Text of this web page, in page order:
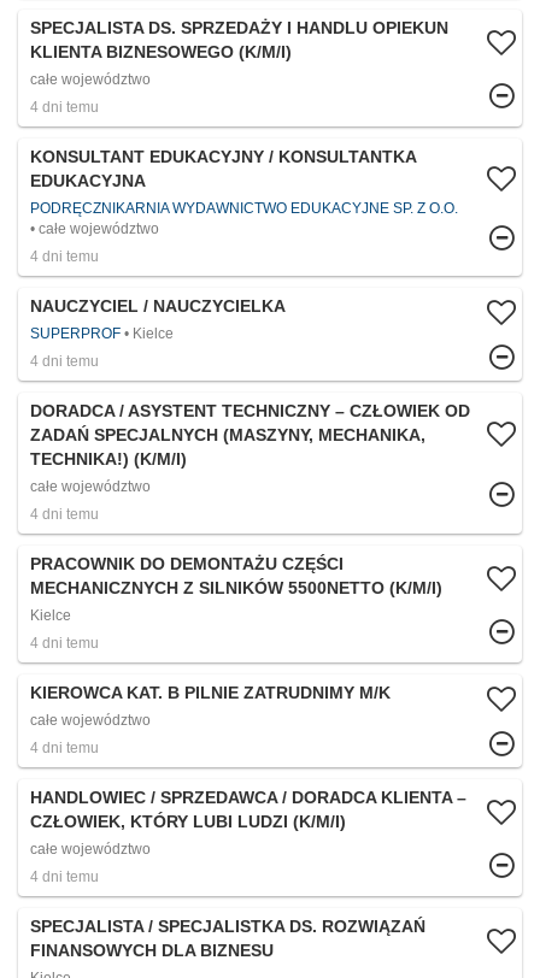
SPECJALISTA DS. SPRZEDAŻY I HANDLU OPIEKUN
KLIENTA BIZNESOWEGO (K/M/I)
całe województwo
4 dni temu
KONSULTANT EDUKACYJNY / KONSULTANTKA
EDUKACYJNA
PODRĘCZNIKARNIA WYDAWNICTWO EDUKACYJNE SP. Z O.O.
całe województwo
4 dni temu
NAUCZYCIEL / NAUCZYCIELKA
SUPERPROF
Kielce
4 dni temu
DORADCA / ASYSTENT TECHNICZNY – CZŁOWIEK OD
ZADAŃ SPECJALNYCH (MASZYNY, MECHANIKA,
TECHNIKA!) (K/M/I)
całe województwo
4 dni temu
PRACOWNIK DO DEMONTAŻU CZĘŚCI
MECHANICZNYCH Z SILNIKÓW 5500NETTO (K/M/I)
Kielce
4 dni temu
KIEROWCA KAT. B PILNIE ZATRUDNIMY M/K
całe województwo
4 dni temu
HANDLOWIEC / SPRZEDAWCA / DORADCA KLIENTA –
CZŁOWIEK, KTÓRY LUBI LUDZI (K/M/I)
całe województwo
4 dni temu
SPECJALISTA / SPECJALISTKA DS. ROZWIĄZAŃ
FINANSOWYCH DLA BIZNESU